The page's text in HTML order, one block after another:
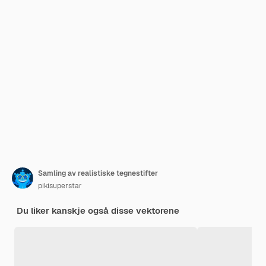
Samling av realistiske tegnestifter
pikisuperstar
Du liker kanskje også disse vektorene